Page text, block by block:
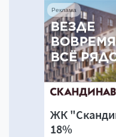
ЖК
18%
Реклама